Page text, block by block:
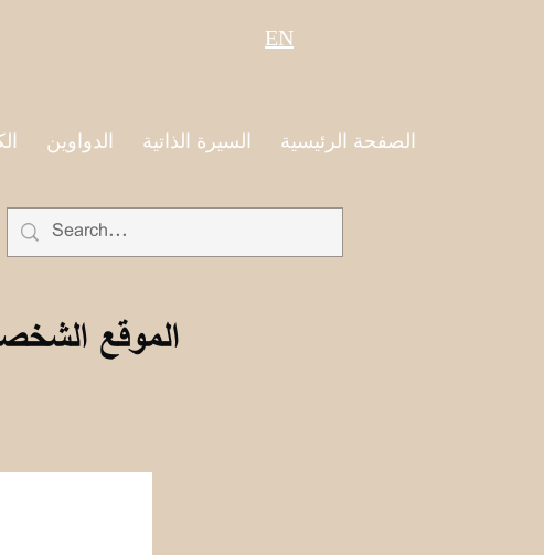
EN
الصفحة الرئيسية السيرة الذاتية الدواوين
الموقع